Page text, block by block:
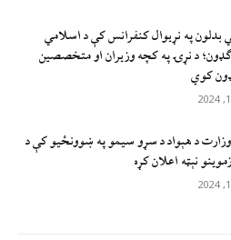
بدلون په نړيوال کنفرانس کې د اسلامي
د نړۍ په کچه وزيران او متخصصين
کوي
د هېواد د سړو سيمو په ښوونځيو کې د
نېټه اعلان کړه